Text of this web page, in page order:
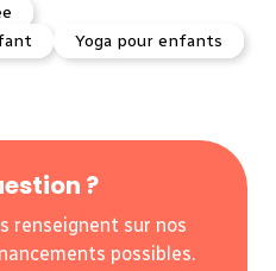
Yoga pour enfants
?
renseignent sur nos
possibles.